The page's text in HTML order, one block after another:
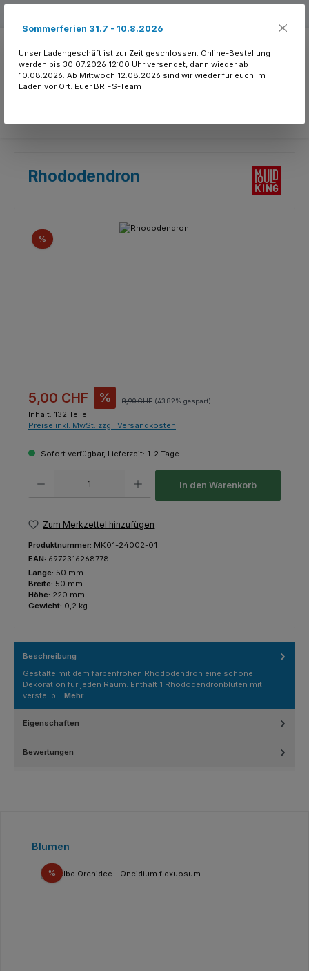
Rhododendron
Bildergalerie überspringen
% Rabatt
Verkaufspreis:
5,00 CHF % Regulärer Preis:
8,90 CHF (43.82% gespart)
Inhalt: 132 Teile
Preise inkl. MwSt. zzgl. Versandkosten
Sofort verfügbar, Lieferzeit: 1-2 Tage
In den Warenkorb
Zum Merkzettel hinzufügen
Produktnummer: MK01-24002-01
EAN: 6972316268778
Länge: 50 mm
Breite: 50 mm
Höhe: 220 mm
Gewicht: 0,2 kg
Beschreibung
Gestalte mit dem farbenfrohen Rhododendron eine schöne
Dekoration für jeden Raum. Enthält 1 Rhododendronblüten mit
verstellb… Mehr
Eigenschaften
Bewertungen
Produktgalerie überspringen
Blumen
%Rabatt
Sommerferien 31.7 - 10.8.2026
Unser Ladengeschäft ist zur Zeit geschlossen. Online-Bestellung
werden bis 30.07.2026 12:00 Uhr versendet, dann wieder ab
10.08.2026. Ab Mittwoch 12.08.2026 sind wir wieder für euch im
Laden vor Ort. Euer BRIFS-Team